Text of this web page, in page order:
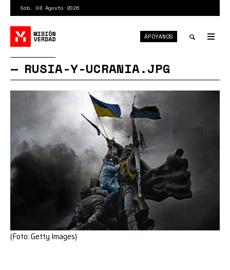
contenido
principal
Sáb. 08 Agosto 2026
search
APÓYANOS
RUSIA-Y-UCRANIA.JPG
(Foto: Getty Images)